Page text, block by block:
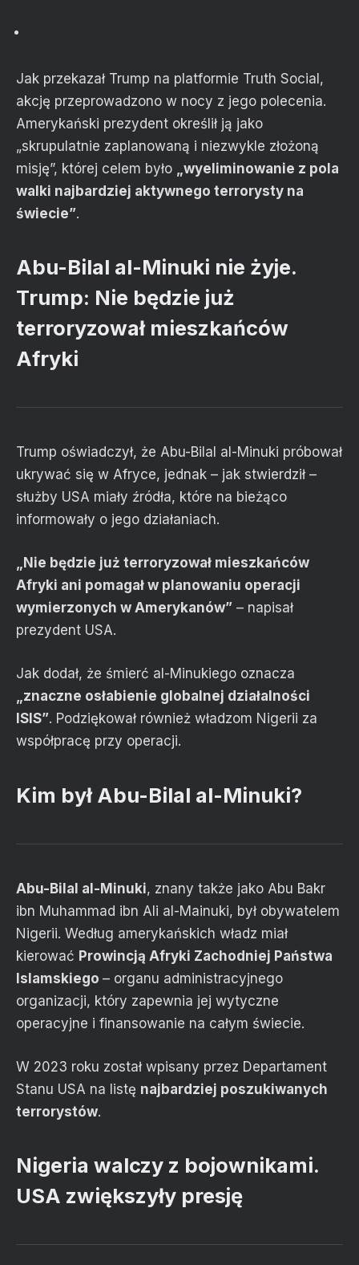
Jak przekazał Trump na platformie Truth Social,
akcję przeprowadzono w nocy z jego polecenia.
Amerykański prezydent określił ją jako
„skrupulatnie zaplanowaną i niezwykle złożoną
misję”, której celem było
„wyeliminowanie z pola
walki najbardziej aktywnego terrorysty na
świecie”.
Abu-Bilal al-Minuki nie żyje.
Trump: Nie będzie już
terroryzował mieszkańców
Afryki
Trump oświadczył, że Abu-Bilal al-Minuki próbował
ukrywać się w Afryce, jednak – jak stwierdził –
służby USA miały źródła, które na bieżąco
informowały o jego działaniach.
„Nie będzie już terroryzował mieszkańców
Afryki ani pomagał w planowaniu operacji
wymierzonych w Amerykanów” – napisał
prezydent USA.
Jak dodał, że śmierć al-Minukiego oznacza
„znaczne osłabienie globalnej działalności
ISIS”. Podziękował również władzom Nigerii za
współpracę przy operacji.
Kim był Abu-Bilal al-Minuki?
Abu-Bilal al-Minuki, znany także jako Abu Bakr
ibn Muhammad ibn Ali al-Mainuki, był obywatelem
Nigerii. Według amerykańskich władz miał
kierować Prowincją Afryki Zachodniej Państwa
Islamskiego – organu administracyjnego
organizacji, który zapewnia jej wytyczne
operacyjne i finansowanie na całym świecie.
W 2023 roku został wpisany przez Departament
Stanu USA na listę najbardziej poszukiwanych
terrorystów.
Nigeria walczy z bojownikami.
USA zwiększyły presję